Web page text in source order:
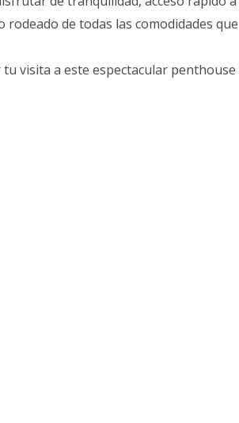
de todas las comodidades
visita a este espectacular